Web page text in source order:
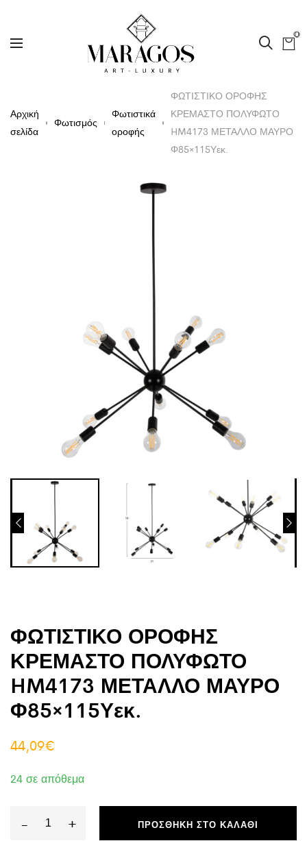
0
Αρχική
σελίδα
Φωτισμός
Φωτιστικά
οροφής
ΦΩΤΙΣΤΙΚΟ ΟΡΟΦΗΣ
ΚΡΕΜΑΣΤΟ ΠΟΛΥΦΩΤΟ
HM4173 ΜΕΤΑΛΛΟ ΜΑΥΡΟ
Φ85×115Υεκ.
ΦΩΤΙΣΤΙΚΟ ΟΡΟΦΗΣ
ΚΡΕΜΑΣΤΟ ΠΟΛΥΦΩΤΟ
HM4173 ΜΕΤΑΛΛΟ ΜΑΥΡΟ
Φ85×115Υεκ.
44,09€
24 σε απόθεμα
-
ΦΩΤΙΣΤΙΚΟ
+ ΠΡΟΣΘΉΚΗ ΣΤΟ ΚΑΛΆΘΙ